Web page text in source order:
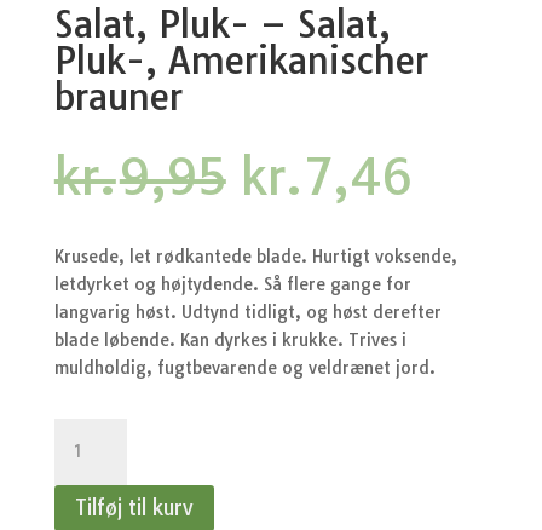
Salat, Pluk- – Salat,
Pluk-, Amerikanischer
brauner
kr.9,95 Den
oprindelige
pris
var:
kr.9,95.
kr.7,46
pris
er:
Krusede, let rødkantede blade. Hurtigt voksende,
letdyrket og højtydende. Så flere gange for
langvarig høst. Udtynd tidligt, og høst derefter
blade løbende. Kan dyrkes i krukke. Trives i
muldholdig, fugtbevarende og veldrænet jord.
Pluk-
-
Salat,
Tilføj til kurv